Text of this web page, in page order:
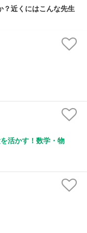
？近くにはこんな先生
活かす！数学・物